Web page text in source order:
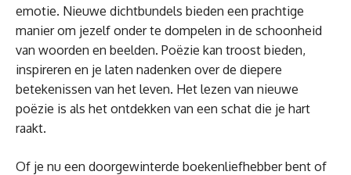
emotie. Nieuwe dichtbundels bieden een prachtige
manier om jezelf onder te dompelen in de schoonheid
van woorden en beelden. Poëzie kan troost bieden,
inspireren en je laten nadenken over de diepere
betekenissen van het leven. Het lezen van nieuwe
poëzie is als het ontdekken van een schat die je hart
raakt.
Of je nu een doorgewinterde boekenliefhebber bent of